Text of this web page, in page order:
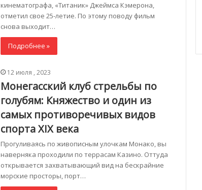
кинематографа, «Титаник» Джеймса Кэмерона,
отметил свое 25-летие. По этому поводу фильм
снова выходит…
Подробнее »
12 июля , 2023
Монегасский клуб стрельбы по
голубям: Княжество и один из
самых противоречивых видов
спорта XIX века
Прогуливаясь по живописным улочкам Монако, вы
наверняка проходили по террасам Казино. Оттуда
открывается захватывающий вид на бескрайние
морские просторы, порт…